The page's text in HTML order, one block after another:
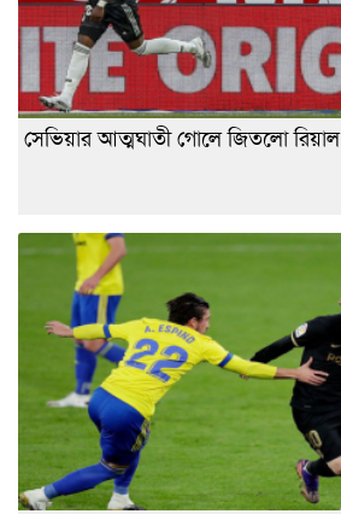
সেভিয়ার আত্মঘাতী গোলে জিতলো রিয়াল